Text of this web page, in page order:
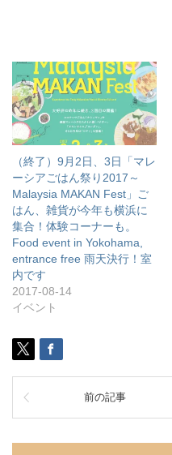
（終了）9月2日、3日「マレ
ーシアごはん祭り2017～
Malaysia MAKAN Fest」ご
はん、雑貨が今年も横浜に
集合！体験コーナーも。
Food event in Yokohama,
entrance free 雨天決行！室
内です
2017-08-14
イベント
前の記事